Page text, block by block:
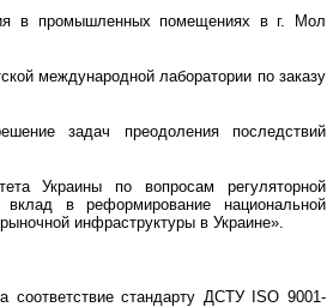
в промышленных помещениях в г. Мол
международной лаборатории по заказу
задач преодоления последствий
Украины по вопросам регуляторной
в реформирование национальной
инфраструктуры в Украине».
соответствие стандарту ДСТУ ISO 9001-